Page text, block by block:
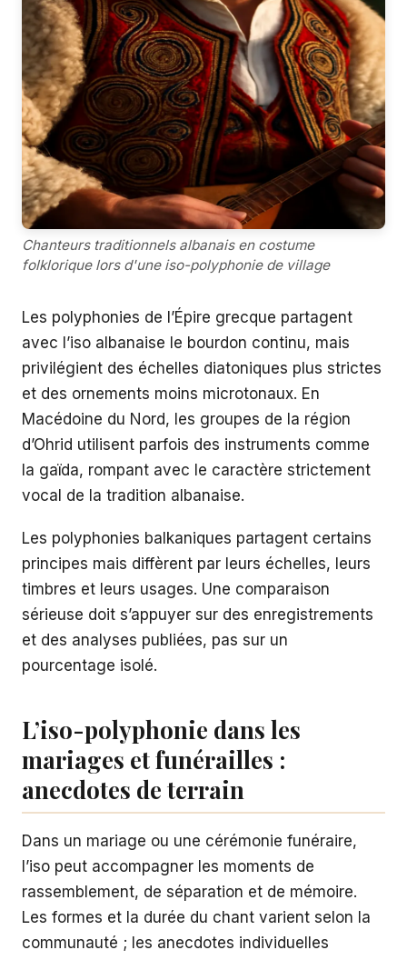
Chanteurs traditionnels albanais en costume
folklorique lors d'une iso-polyphonie de village
Les polyphonies de l’Épire grecque partagent
avec l’iso albanaise le bourdon continu, mais
privilégient des échelles diatoniques plus strictes
et des ornements moins microtonaux. En
Macédoine du Nord, les groupes de la région
d’Ohrid utilisent parfois des instruments comme
la gaïda, rompant avec le caractère strictement
vocal de la tradition albanaise.
Les polyphonies balkaniques partagent certains
principes mais diffèrent par leurs échelles, leurs
timbres et leurs usages. Une comparaison
sérieuse doit s’appuyer sur des enregistrements
et des analyses publiées, pas sur un
pourcentage isolé.
L’iso-polyphonie dans les
mariages et funérailles :
anecdotes de terrain
Dans un mariage ou une cérémonie funéraire,
l’iso peut accompagner les moments de
rassemblement, de séparation et de mémoire.
Les formes et la durée du chant varient selon la
communauté ; les anecdotes individuelles